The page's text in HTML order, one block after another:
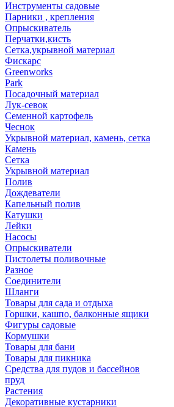
Инструменты садовые
Парники , крепления
Опрыскиватель
Перчатки,кисть
Сетка,укрывной материал
Фискарс
Greenworks
Park
Посадочный материал
Лук-севок
Семенной картофель
Чеснок
Укрывной материал, камень, сетка
Камень
Сетка
Укрывной материал
Полив
Дождеватели
Капельный полив
Катушки
Лейки
Насосы
Опрыскиватели
Пистолеты поливочные
Разное
Соединители
Шланги
Товары для сада и отдыха
Горшки, кашпо, балконные ящики
Фигуры садовые
Кормушки
Товары для бани
Товары для пикника
Средства для пудов и бассейнов
пруд
Растения
Декоративные кустарники